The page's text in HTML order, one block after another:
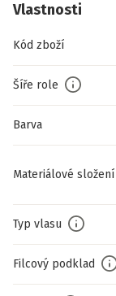
Vlastnosti
Kód zboží
Šíře role
Barva
Materiálové složení
Typ vlasu
Filcový podklad